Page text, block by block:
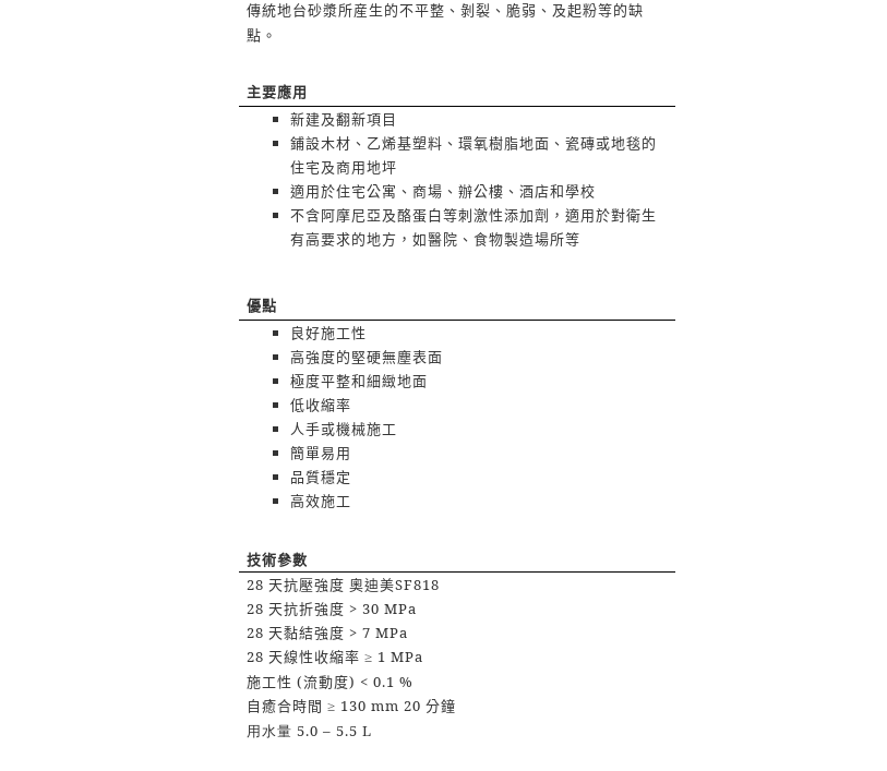
傳統地台砂漿所産生的不平整、剝裂、脆弱、及起粉等的缺
點。
主要應用
新建及翻新項目
鋪設木材、乙烯基塑料、環氧樹脂地面、瓷磚或地毯的
住宅及商用地坪
適用於住宅公寓、商場、辦公樓、酒店和學校
不含阿摩尼亞及酪蛋白等刺激性添加劑，適用於對衛生
有高要求的地方，如醫院、食物製造場所等
優點
良好施工性
高強度的堅硬無塵表面
極度平整和細緻地面
低收縮率
人手或機械施工
簡單易用
品質穩定
高效施工
技術參數
28 天抗壓強度 奧迪美SF818
28 天抗折強度 > 30 MPa
28 天黏結強度 > 7 MPa
28 天線性收縮率 ≥ 1 MPa
施工性 (流動度) < 0.1 %
自癒合時間 ≥ 130 mm 20 分鐘
用水量 5.0 – 5.5 L